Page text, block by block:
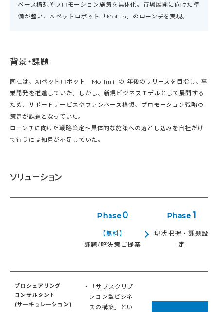
ベース構想やプロモーション施策を具体化。市場展開に向けた準
備が整い、AIペットロボット「Moflin」のローンチを実現。
背景・課題
同社は、AIペットロボット「Moflin」の1年後のリリースを目指し、事
業開発を推進していた。しかし、新規ビジネスモデルとして展開する
ため、サポートサービスやファンベース構想、プロモーション戦略の
策定が課題となっていた。
ローンチに向けた戦略策定〜具体的な施策への落とし込みを自社だけ
で行うには知見が不足していた。
ソリューション
Phase0
【無料】
課題/解決策ご提案
Phase 1
現状把握・課題設
定
プロシェアリング
コンサルタント
(サーキュレーション)
・「サブスクリプ
ション型ビジネ
スの構築」とい